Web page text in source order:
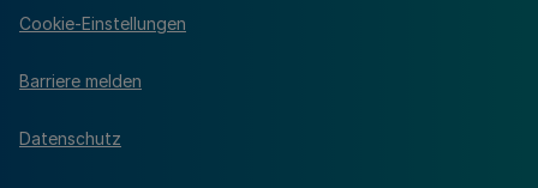
Cookie-Einstellungen
Barriere melden
Datenschutz